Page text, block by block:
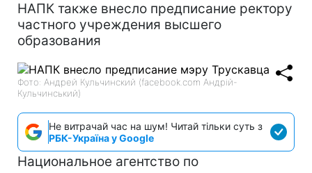
НАПК также внесло предписание ректору
частного учреждения высшего
образования
Фото: Андрей Кульчинский (facebook.com Андрій-
Кульчинський)
Не витрачай час на шум! Читай тільки суть з
РБК-Україна у Google
Национальное агентство по